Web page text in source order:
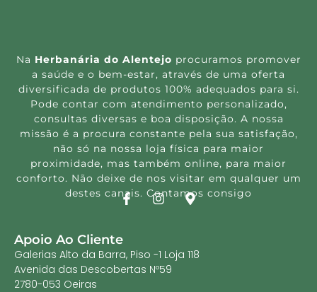
Na Herbanária do Alentejo procuramos promover
a saúde e o bem-estar, através de uma oferta
diversificada de produtos 100% adequados para si.
Pode contar com atendimento personalizado,
consultas diversas e boa disposição. A nossa
missão é a procura constante pela sua satisfação,
não só na nossa loja física para maior
proximidade, mas também online, para maior
conforto. Não deixe de nos visitar em qualquer um
destes canais. Contamos consigo
Apoio Ao Cliente
Galerias Alto da Barra, Piso -1 Loja 118
Avenida das Descobertas Nº59
2780-053 Oeiras